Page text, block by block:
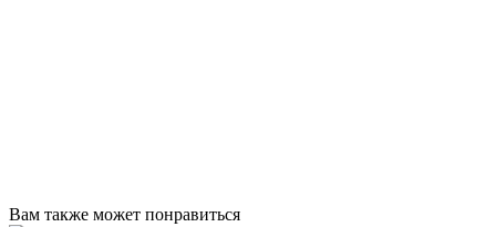
Вам также может понравиться